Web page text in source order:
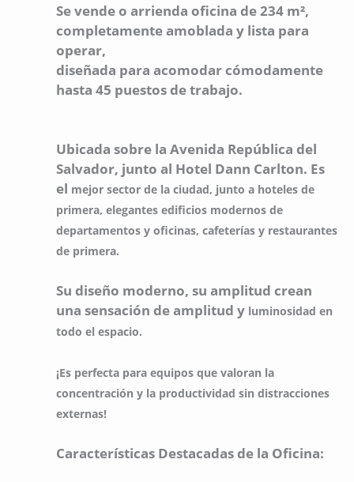
Se vende o arrienda oficina de 234 m²,
completamente amoblada y lista para
operar,
diseñada para acomodar cómodamente
hasta 45 puestos de trabajo.
Ubicada sobre la Avenida República del
Salvador, junto al Hotel Dann Carlton. Es
el mejor sector de la ciudad, junto a hoteles de
primera, elegantes edificios modernos de
departamentos y oficinas, cafeterías y restaurantes
de primera.
Su diseño moderno, su amplitud crean
una sensación de amplitud y luminosidad en
todo el espacio.
¡Es perfecta para equipos que valoran la
concentración y la productividad sin distracciones
externas!
Características Destacadas de la Oficina: